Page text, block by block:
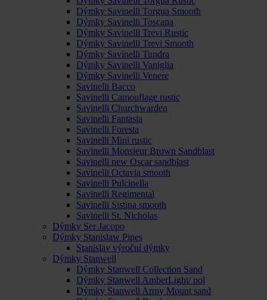
Dýmky Savinelli Torgua Smooth
Dýmky Savinelli Toscana
Dýmky Savinelli Trevi Rustic
Dýmky Savinelli Trevi Smooth
Dýmky Savinelli Tundra
Dýmky Savinelli Vaniglia
Dýmky Savinelli Venere
Savinelli Bacco
Savinelli Camouflage rustic
Savinelli Churchwarden
Savinelli Fantasia
Savinelli Foresta
Savinelli Mini rustic
Savinelli Monsieur Brown Sandblast
Savinelli new Oscar sandblast
Savinelli Octavia smooth
Savinelli Pulcinella
Savinelli Regimental
Savinelli Sistina smooth
Savinelli St. Nicholas
Dýmky Ser Jacopo
Dýmky Stanislaw Pipes
Stanislav výroční dýmky
Dýmky Stanwell
Dýmky Stanwell Collection Sand
Dýmky Stanwell AmberLight/ pol
Dýmky Stanwell Army Mount sand